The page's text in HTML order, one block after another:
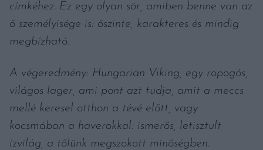
címkéhez. Ez egy olyan sör, amiben benne van az
ő személyisége is: őszinte, karakteres és mindig
megbízható.
A végeredmény: Hungarian Viking, egy ropogós,
világos lager, ami pont azt tudja, amit a meccs
mellé keresel otthon a tévé előtt, vagy
kocsmában a haverokkal: ismerős, letisztult
ízvilág, a tőlünk megszokott minőségben.